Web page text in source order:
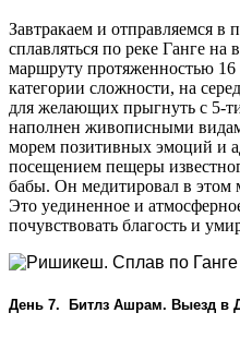
Завтракаем и отправляемся
сплавляться по реке Ганге на
маршруту протяженностью
категории сложности, на
для желающих прыгнуть с 5-
наполнен живописными
морем позитивных эмоций и
посещением пещеры
бабы. Он медитировал в этом
Это уединенное и
почувствовать благость и
День 7. Битлз Ашрам. Выезд в